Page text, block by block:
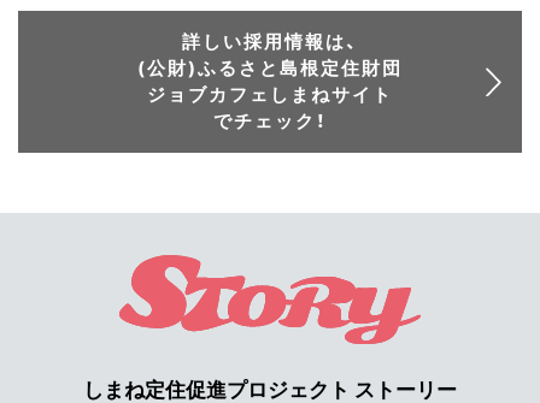
詳しい採用情報は、
(公財)ふるさと島根定住財団
ジョブカフェしまねサイト
でチェック！
しまね定住促進プロジェクト ストーリー